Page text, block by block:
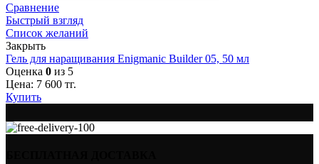
Сравнение
Быстрый взгляд
Список желаний
Закрыть
Гель для наращивания Enigmanic Builder 05, 50 мл
Оценка 0 из 5
Цена: 7 600 тг.
Купить